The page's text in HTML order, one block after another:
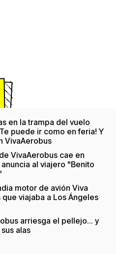
en la trampa del vuelo
puede ir como en feria! Y
VivaAerobus
VivaAerobus cae en
al viajero "Benito
motor de avión Viva
viajaba a Los Ángeles
arriesga el pellejo... y
alas